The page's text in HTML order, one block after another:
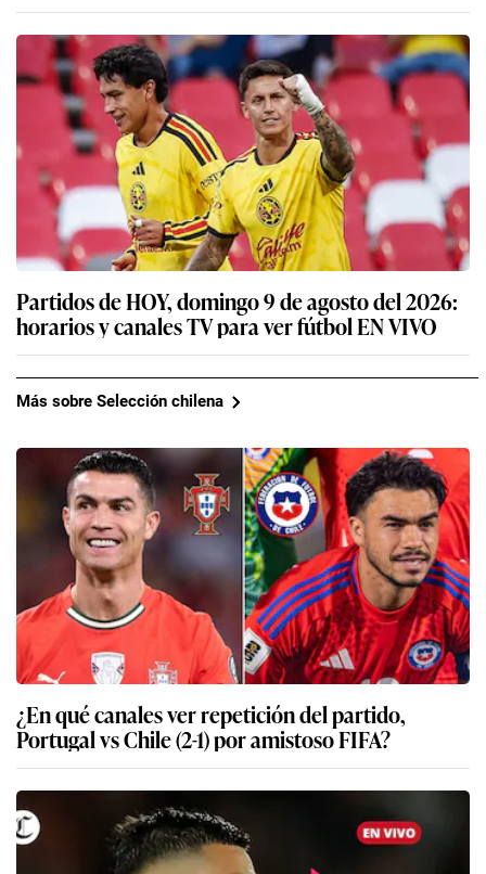
Partidos de HOY, domingo 9 de agosto del 2026:
horarios y canales TV para ver fútbol EN VIVO
Más sobre Selección chilena
¿En qué canales ver repetición del partido,
Portugal vs Chile (2-1) por amistoso FIFA?